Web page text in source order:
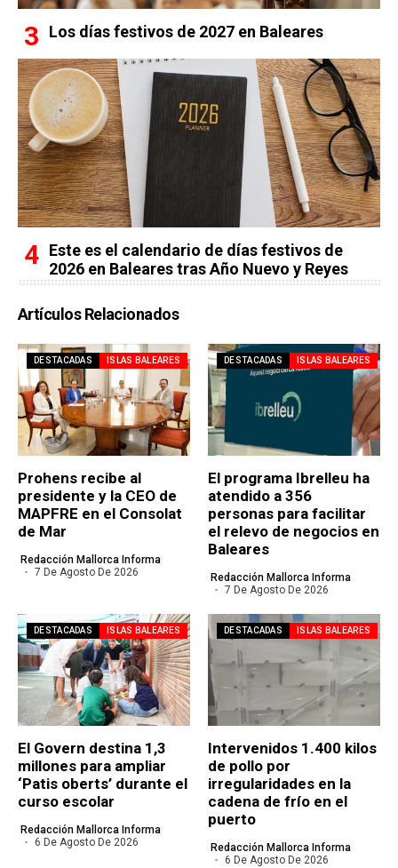
Los días festivos de 2027 en Baleares
Este es el calendario de días festivos de
2026 en Baleares tras Año Nuevo y Reyes
Artículos Relacionados
DESTACADAS ISLAS BALEARES
Prohens recibe al
presidente y la CEO de
MAPFRE en el Consolat
de Mar
Redacción Mallorca Informa
7 De Agosto De 2026
DESTACADAS ISLAS BALEARES
El programa Ibrelleu ha
atendido a 356
personas para facilitar
el relevo de negocios en
Baleares
Redacción Mallorca Informa
7 De Agosto De 2026
DESTACADAS ISLAS BALEARES
El Govern destina 1,3
millones para ampliar
‘Patis oberts’ durante el
curso escolar
Redacción Mallorca Informa
6 De Agosto De 2026
DESTACADAS ISLAS BALEARES
Intervenidos 1.400 kilos
de pollo por
irregularidades en la
cadena de frío en el
puerto
Redacción Mallorca Informa
6 De Agosto De 2026